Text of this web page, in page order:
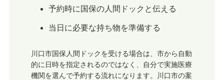
予約時に国保の人間ドックと伝える
当日に必要な持ち物を準備する
川口市国保人間ドックを受ける場合は、市から自動
的に日時を指定されるのではなく、自分で実施医療
機関を選んで予約する流れになります。川口市の案